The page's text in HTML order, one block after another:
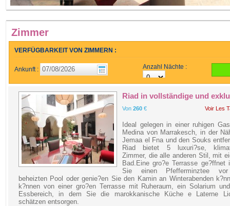
Zimmer
VERFÜGBARKEIT VON ZIMMERN :
Ankunft : Anzahl Nächte :
Riad in vollständige und
Von 260 € Voir Les
Ideal gelegen in einer ruhigen
Medina von Marrakesch, in der
Jemaa el Fna und den Souks
Riad bietet 5 luxuri?se,
Zimmer, die alle anderen Stil, mit
Bad.Eine gro?e Terrasse ge?ffnet
Sie einen Pfefferminztee
beheizten Pool oder genie?en Sie den Kamin an Winterabenden
k?nnen von einer gro?en Terrasse mit Ruheraum, ein Solarium
Essbereich, in dem Sie die marokkanische Küche e Laterne
schätzen entsorgen.